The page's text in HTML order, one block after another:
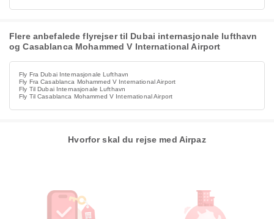
Flere anbefalede flyrejser til Dubai internasjonale lufthavn
og Casablanca Mohammed V International Airport
Fly Fra Dubai Internasjonale Lufthavn
Fly Fra Casablanca Mohammed V International Airport
Fly Til Dubai Internasjonale Lufthavn
Fly Til Casablanca Mohammed V International Airport
Hvorfor skal du rejse med Airpaz